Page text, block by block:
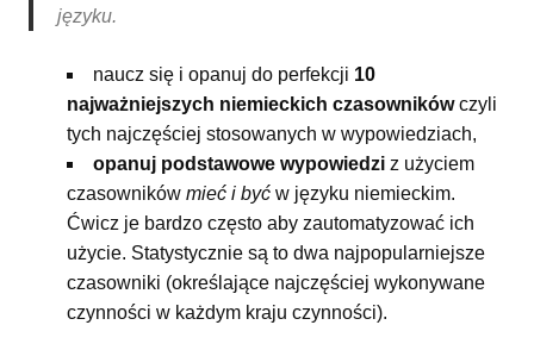
języku.
naucz się i opanuj do perfekcji 10
najważniejszych niemieckich czasownikówczyli
tych najczęściej stosowanych w wypowiedziach,
opanuj podstawowe wypowiedzi z użyciem
czasowników mieć i być w języku niemieckim.
Ćwicz je bardzo często aby zautomatyzować ich
użycie. Statystycznie są to dwa najpopularniejsze
czasowniki (określające najczęściej wykonywane
czynności w każdym kraju czynności).